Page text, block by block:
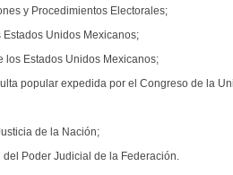
y Procedimientos Electorales;
Unidos Mexicanos;
los Estados Unidos Mexicanos;
popular expedida por el Congreso de la
de la Nación;
Poder Judicial de la Federación.